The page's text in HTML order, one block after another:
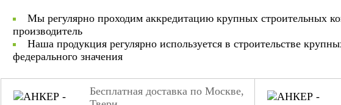
Мы регулярно проходим аккредитацию крупных строительных
производитель
Наша продукция регулярно используется в строительстве
федерального значения
Бесплатная доставка по Москве,